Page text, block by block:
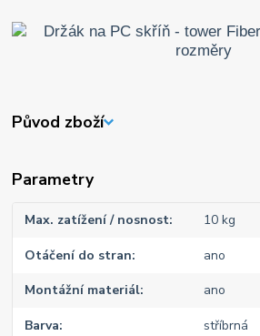
Původ zboží
Parametry
Max. zatížení / nosnost 10 kg
Otáčení do stran ano
Montážní materiál ano
Barva stříbrná